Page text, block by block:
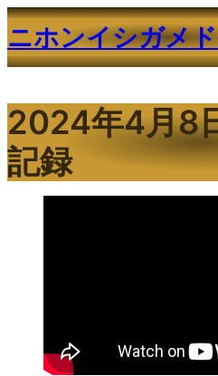
内
容
を
キ
ッ
プ
ニホンイシガメ
2024年4月8
記録